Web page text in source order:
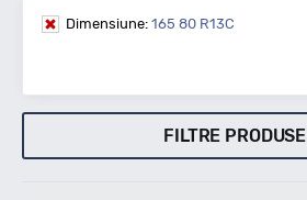
Dimensiune: 165 80 R13C
FILTRE PRODUSE